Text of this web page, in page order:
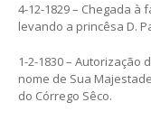
4-12-1829 – Chegada à
levando a princêsa D.
1-2-1830 – Autorização
nome de Sua
do Córrego Sêco.